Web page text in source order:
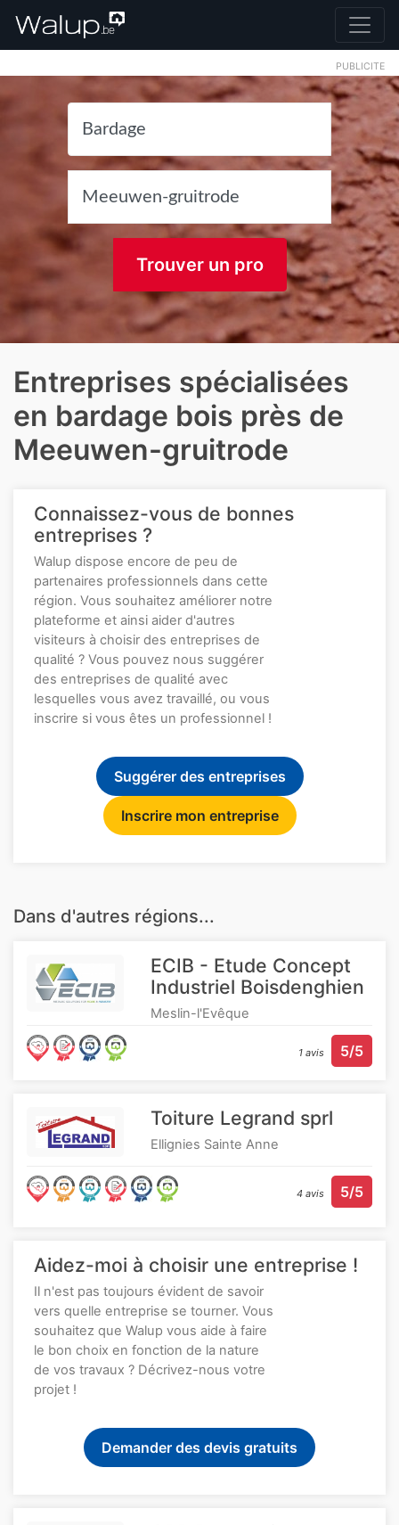
PUBLICITE
Trouver un pro
Entreprises spécialisées
en bardage bois près de
Meeuwen-gruitrode
Connaissez-vous de bonnes
entreprises ?
Walup dispose encore de peu de
partenaires professionnels dans cette
région. Vous souhaitez améliorer notre
plateforme et ainsi aider d'autres
visiteurs à choisir des entreprises de
qualité ? Vous pouvez nous suggérer
des entreprises de qualité avec
lesquelles vous avez travaillé, ou vous
inscrire si vous êtes un professionnel !
Suggérer des entreprises
Inscrire mon entreprise
Dans d'autres régions...
ECIB - Etude Concept
Industriel Boisdenghien
Meslin-l'Evêque
1 avis 5/5
Toiture Legrand sprl
Ellignies Sainte Anne
4 avis 5/5
Aidez-moi à choisir une entreprise !
Il n'est pas toujours évident de savoir
vers quelle entreprise se tourner. Vous
souhaitez que Walup vous aide à faire
le bon choix en fonction de la nature
de vos travaux ? Décrivez-nous votre
projet !
Demander des devis gratuits